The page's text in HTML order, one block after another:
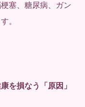
塞、糖尿病、ガン
。
を損なう「原因」